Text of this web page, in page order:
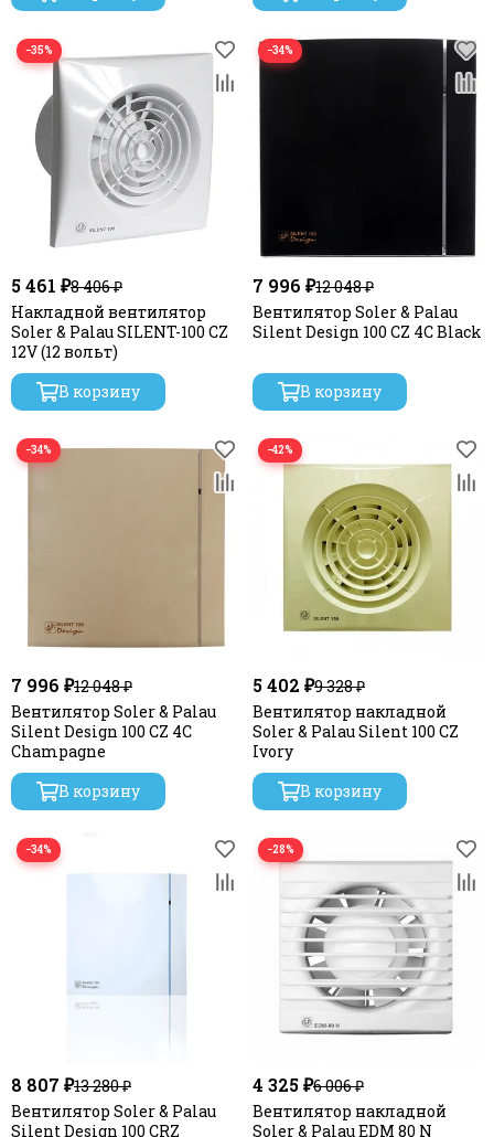
−35%
5 461 ₽8 406 ₽
Накладной вентилятор
Soler & Palau SILENT-100 CZ
12V (12 вольт)
В корзину
−34%
7 996 ₽12 048 ₽
Вентилятор Soler & Palau
Silent Design 100 CZ 4C Black
В корзину
−34%
7 996 ₽12 048 ₽
Вентилятор Soler & Palau
Silent Design 100 CZ 4C
Champagne
В корзину
−42%
5 402 ₽9 328 ₽
Вентилятор накладной
Soler & Palau Silent 100 CZ
Ivory
В корзину
−34%
8 807 ₽13 280 ₽
Вентилятор Soler & Palau
Silent Design 100 CRZ
−28%
4 325 ₽6 006 ₽
Вентилятор накладной
Soler & Palau EDM 80 N